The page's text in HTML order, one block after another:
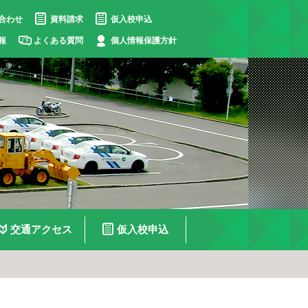
わせ 資料請求 仮入校申込
よくある質問 個人情報保護方針
交通アクセス 仮入校申込